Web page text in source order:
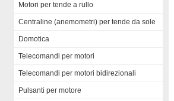
Motori per tende a rullo
Centraline (anemometri) per tende da sole
Domotica
Telecomandi per motori
Telecomandi per motori bidirezionali
Pulsanti per motore